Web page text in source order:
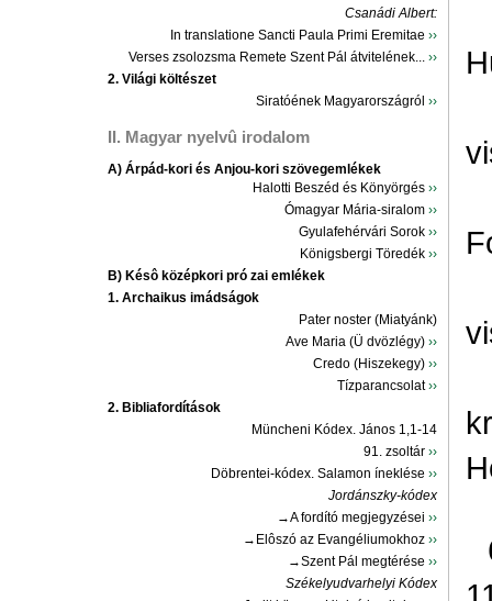
Csanádi Albert:
In translatione Sancti Paula Primi Eremitae ››
Verses zsolozsma Remete Szent Pál átvitelének... ››
2. Világi költészet
Siratóének Magyarországról ››
II. Magyar nyelvû irodalom
A) Árpád-kori és Anjou-kori szövegemlékek
Halotti Beszéd és Könyörgés ››
Ómagyar Mária-siralom ››
Gyulafehérvári Sorok ››
Königsbergi Töredék ››
B) Késô középkori pró zai emlékek
1. Archaikus imádságok
Pater noster (Miatyánk)
Ave Maria (Ü dvözlégy) ››
Credo (Hiszekegy) ››
Tízparancsolat››
2. Bibliafordítások
Müncheni Kódex. János 1,1-14
91. zsoltár ››
Döbrentei-kódex. Salamon íneklése ››
Jordánszky-kódex
→A fordító megjegyzései ››
→Elôszó az Evangéliumokhoz ››
→Szent Pál megtérése ››
Székelyudvarhelyi Kódex